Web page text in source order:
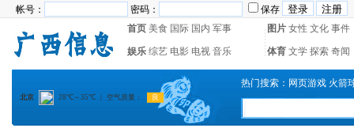
帐号： 密码：
保存
首页 美食 国际 国内 军事 图片 女性 文化 事件
娱乐 综艺 电影 电视 音乐 体育 文学 探索 奇闻
热门搜索： 网页游戏 火箭